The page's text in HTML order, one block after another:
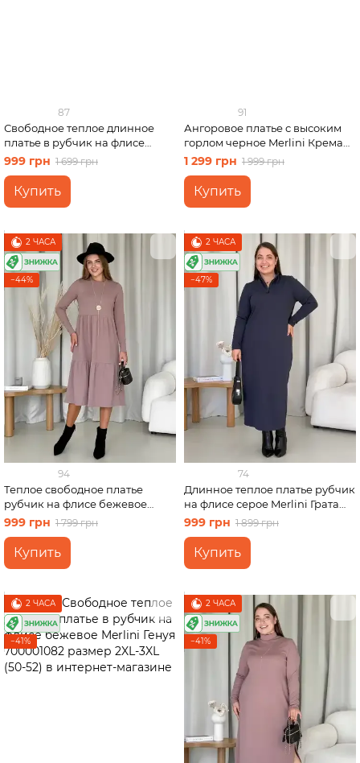
87
Свободное теплое длинное
платье в рубчик на флисе
серое Merlini Генуя 700001083
размер 2XL-3XL (50-52)
999 грн 1 699 грн
Купить
91
Ангоровое платье с высоким
горлом черное Merlini Крема
700001741 размер 2XL-3XL
1 299 грн 1 999 грн
Купить
2 ЧАСА
−44%
94
Теплое свободное платье
рубчик на флисе бежевое
Merlini Боза 700001802 размер
2XL-3XL
999 грн 1 799 грн
Купить
2 ЧАСА
−47%
74
Длинное теплое платье рубчик
на флисе серое Merlini Грата
700001823 размер 2XL-3XL
999 грн 1 899 грн
Купить
2 ЧАСА
−41%
2 ЧАСА
−41%